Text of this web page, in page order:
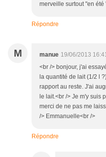
merveille surtout "en été
Répondre
M manue 19/06/2013
<br /> bonjour, j'ai
la quantité de lait (1/2 l
rapport au reste. J'ai
le lait.<br /> Je m'y suis
merci de ne pas me
/> Emmanuelle<br />
Répondre